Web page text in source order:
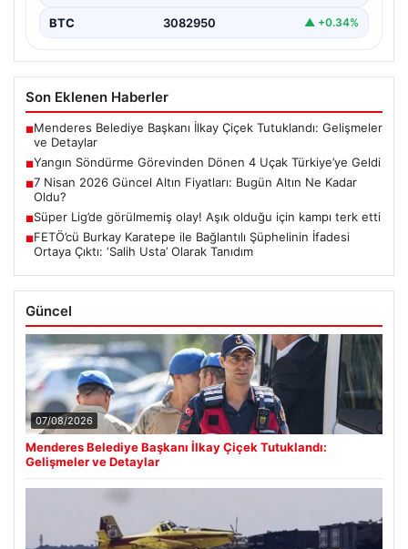
BTC 3082950 ▲ +0.34%
Son Eklenen Haberler
■Menderes Belediye Başkanı İlkay Çiçek Tutuklandı: Gelişmeler
ve Detaylar
■Yangın Söndürme Görevinden Dönen 4 Uçak Türkiye’ye Geldi
■7 Nisan 2026 Güncel Altın Fiyatları: Bugün Altın Ne Kadar
Oldu?
■Süper Lig’de görülmemiş olay! Aşık olduğu için kampı terk etti
■FETÖ’cü Burkay Karatepe ile Bağlantılı Şüphelinin İfadesi
Ortaya Çıktı: ‘Salih Usta’ Olarak Tanıdım
Güncel
07/08/2026
Menderes Belediye Başkanı İlkay Çiçek Tutuklandı:
Gelişmeler ve Detaylar